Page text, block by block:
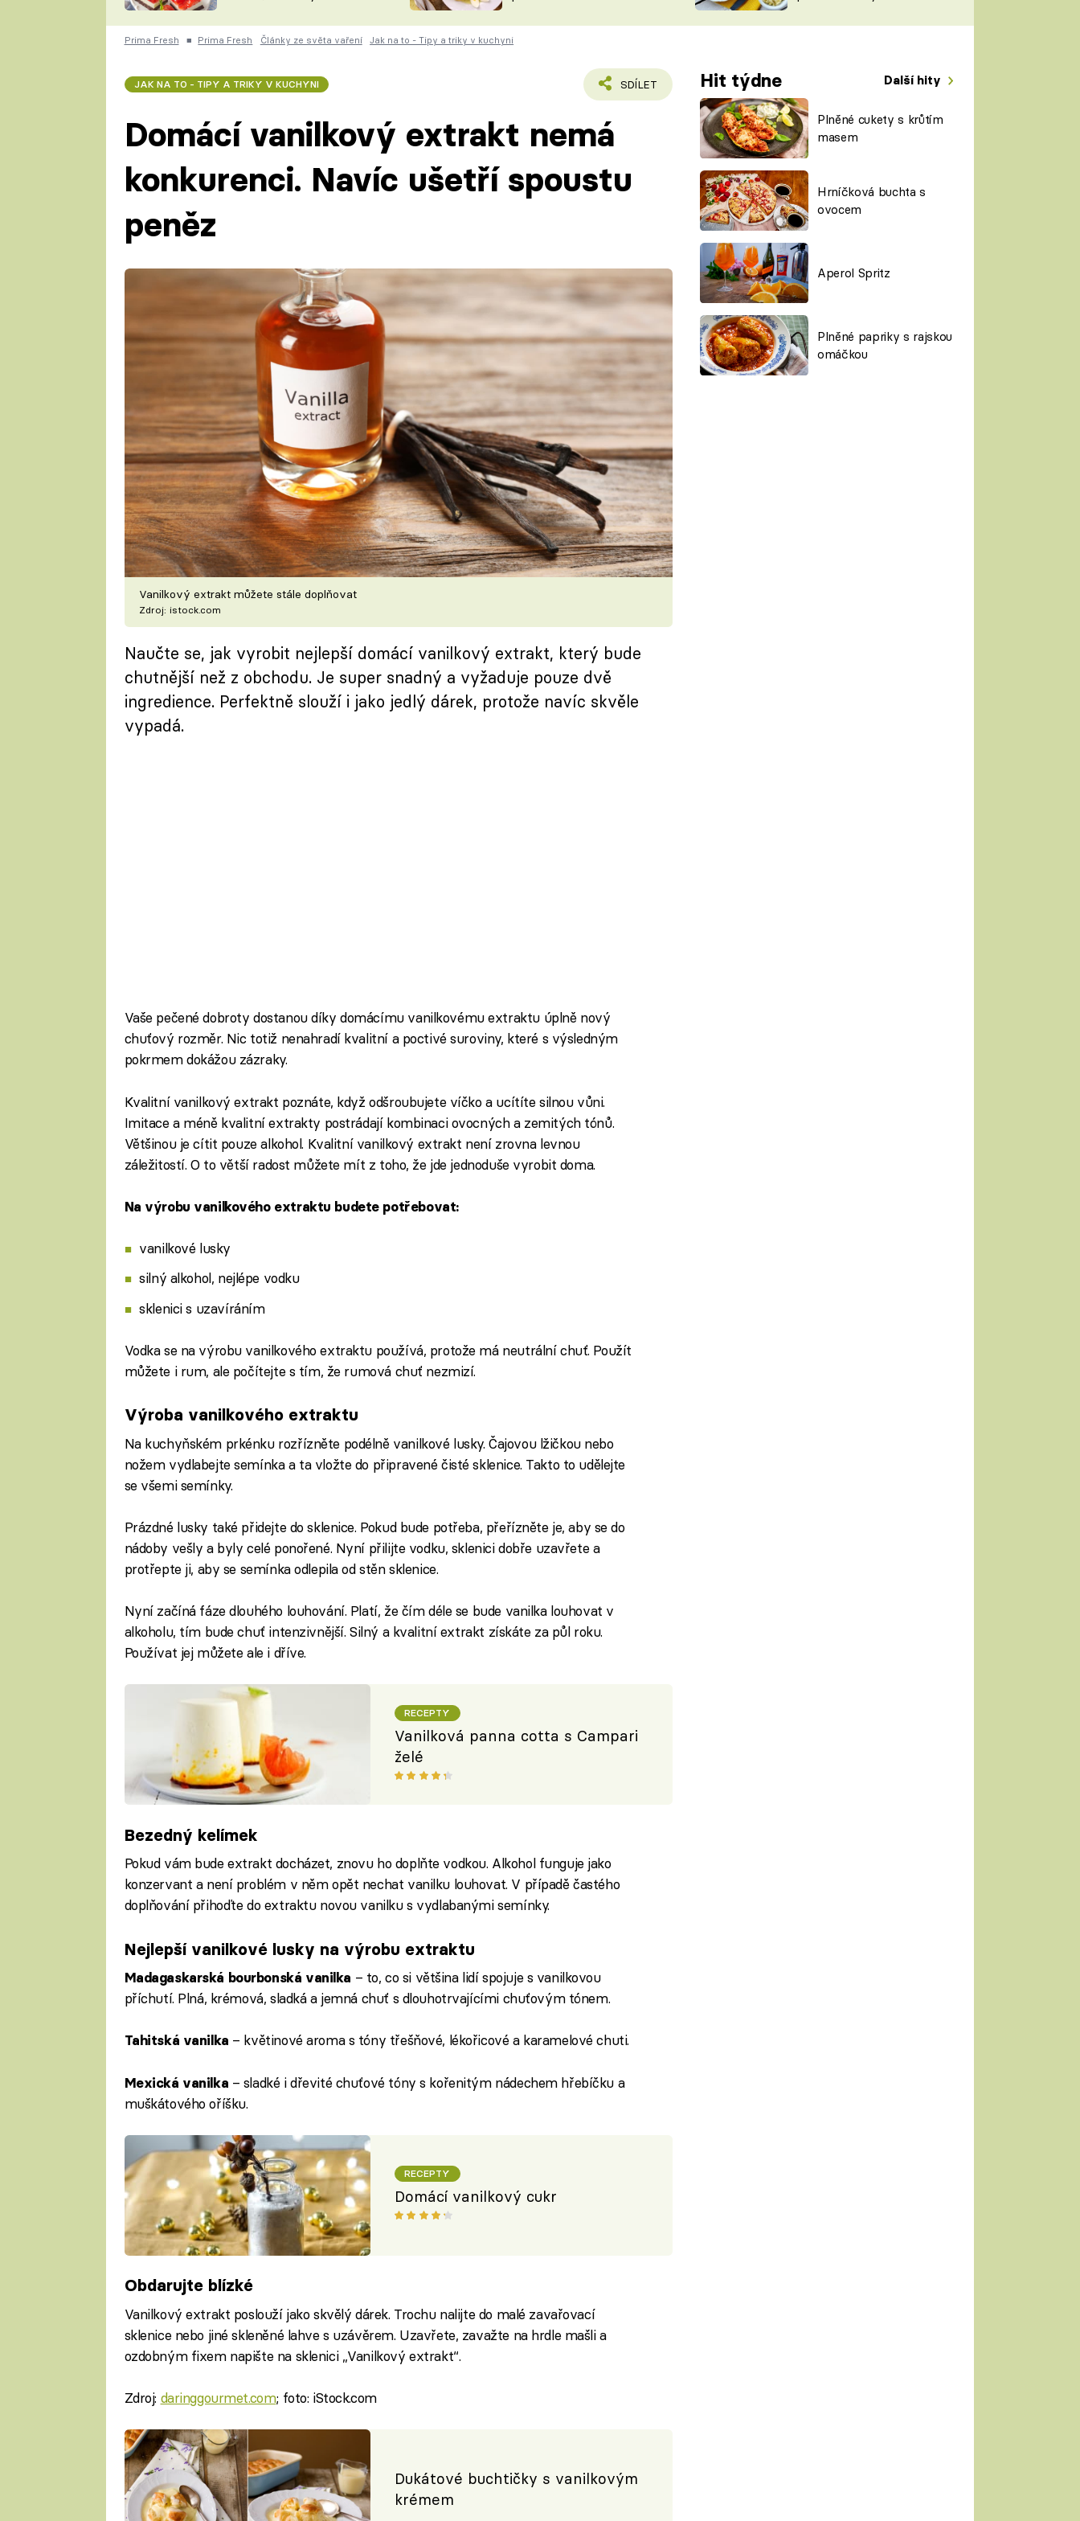
ČESKO NA TALÍŘI
DOMÁCÍ
KUCHAŘKA
VYCHYTÁVKY
ŠÉFREDAKTORKY
ČASOPIS
Prima Fresh ■ Prima Fresh Články ze světa vaření Jak na to - Tipy a triky v kuchyni
JAK NA TO - TIPY A TRIKY V KUCHYNI SDÍLET Hit týdne Další hity
Plněné cukety s krůtím
masem
Hrníčková buchta s
ovocem
Aperol Spritz
Plněné papriky s rajskou
omáčkou
Domácí vanilkový extrakt nemá
konkurenci. Navíc ušetří spoustu
peněz
Vanilkový extrakt můžete stále doplňovat
Zdroj: istock.com
Naučte se, jak vyrobit nejlepší domácí vanilkový extrakt, který bude
chutnější než z obchodu. Je super snadný a vyžaduje pouze dvě
ingredience. Perfektně slouží i jako jedlý dárek, protože navíc skvěle
vypadá.
Vaše pečené dobroty dostanou díky domácímu vanilkovému extraktu úplně nový
chuťový rozměr. Nic totiž nenahradí kvalitní a poctivé suroviny, které s výsledným
pokrmem dokážou zázraky.
Kvalitní vanilkový extrakt poznáte, když odšroubujete víčko a ucítíte silnou vůni.
Imitace a méně kvalitní extrakty postrádají kombinaci ovocných a zemitých tónů.
Většinou je cítit pouze alkohol. Kvalitní vanilkový extrakt není zrovna levnou
záležitostí. O to větší radost můžete mít z toho, že jde jednoduše vyrobit doma.
Na výrobu vanilkového extraktu budete potřebovat:
vanilkové lusky
silný alkohol, nejlépe vodku
sklenici s uzavíráním
Vodka se na výrobu vanilkového extraktu používá, protože má neutrální chuť. Použít
můžete i rum, ale počítejte s tím, že rumová chuť nezmizí.
Výroba vanilkového extraktu
Na kuchyňském prkénku rozřízněte podélně vanilkové lusky. Čajovou lžičkou nebo
nožem vydlabejte semínka a ta vložte do připravené čisté sklenice. Takto to udělejte
se všemi semínky.
Prázdné lusky také přidejte do sklenice. Pokud bude potřeba, přeřízněte je, aby se do
nádoby vešly a byly celé ponořené. Nyní přilijte vodku, sklenici dobře uzavřete a
protřepte ji, aby se semínka odlepila od stěn sklenice.
Nyní začíná fáze dlouhého louhování. Platí, že čím déle se bude vanilka louhovat v
alkoholu, tím bude chuť intenzivnější. Silný a kvalitní extrakt získáte za půl roku.
Používat jej můžete ale i dříve.
RECEPTY
Vanilková panna cotta s Campari
želé
Bezedný kelímek
Pokud vám bude extrakt docházet, znovu ho doplňte vodkou. Alkohol funguje jako
konzervant a není problém v něm opět nechat vanilku louhovat. V případě častého
doplňování přihoďte do extraktu novou vanilku s vydlabanými semínky.
Nejlepší vanilkové lusky na výrobu extraktu
Madagaskarská bourbonská vanilka – to, co si většina lidí spojuje s vanilkovou
příchutí. Plná, krémová, sladká a jemná chuť s dlouhotrvajícími chuťovým tónem.
Tahitská vanilka – květinové aroma s tóny třešňové, lékořicové a karamelové chuti.
Mexická vanilka – sladké i dřevité chuťové tóny s kořenitým nádechem hřebíčku a
muškátového oříšku.
RECEPTY
Domácí vanilkový cukr
Obdarujte blízké
Vanilkový extrakt poslouží jako skvělý dárek. Trochu nalijte do malé zavařovací
sklenice nebo jiné skleněné lahve s uzávěrem. Uzavřete, zavažte na hrdle mašli a
ozdobným fixem napište na sklenici „Vanilkový extrakt“.
Zdroj: daringgourmet.com; foto: iStock.com
Dukátové buchtičky s vanilkovým
krémem